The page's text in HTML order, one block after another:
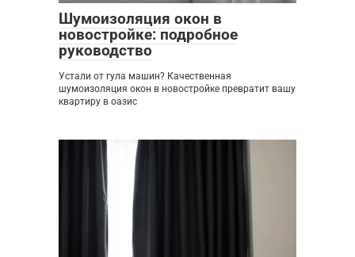
Шумоизоляция окон в
новостройке: подробное
руководство
Устали от гула машин? Качественная
шумоизоляция окон в новостройке превратит вашу
квартиру в оазис